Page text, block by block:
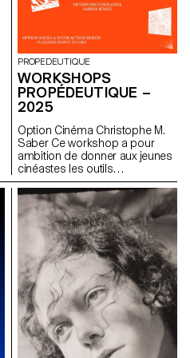
PROPEDEUTIQUE
WORKSHOPS
PROPÉDEUTIQUE –
2025
Option Cinéma Christophe M.
Saber Ce workshop a pour
ambition de donner aux jeunes
cinéastes les outils
nécessaires pour obtenir des
performances plus précises et
nuancées de leurs comédiens.
La direction d’acteurs, véritable
cœur de la réussite d’un film,
sera explorée sous plusieurs
facettes : comment faire des
choix de casting pertinents,
travailler le rythme et la
dynamique d’une scène, et
communiquer efficacement
avec les acteurs pour traduire
une vision artistique en
performance convaincante.